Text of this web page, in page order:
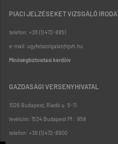
PIACI JELZÉSEKET VIZSGÁLÓ IRODA
telefon: +36 (1) 472-8851
e-mail: ugyfelszolgalat@gvh.hu
Minőségbiztosítási kérdőív
GAZDASÁGI VERSENYHIVATAL
1026 Budapest, Riadó u. 5-11.
levélcím: 1534 Budapest Pf.: 958
telefon: +36 (1) 472-8900